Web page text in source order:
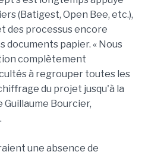
(Batigest, Open Bee, etc.),
des processus encore
documents papier. « Nous
complètement
à regrouper toutes les
du projet jusqu'à la
Bourcier,
une absence de